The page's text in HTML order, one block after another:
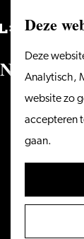
Deze
Deze
Analytisch,
website zo
accepteren
gaan.
naar
homepage
N chtvan